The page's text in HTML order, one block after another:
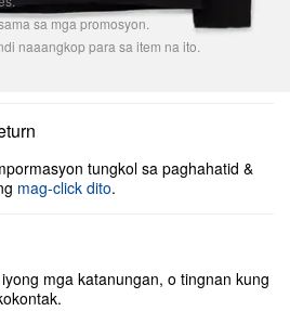
sa mga promosyon.
naaangkop para sa item na ito.
tungkol sa paghahatid &
mag-click dito.
mga katanungan, o tingnan kung